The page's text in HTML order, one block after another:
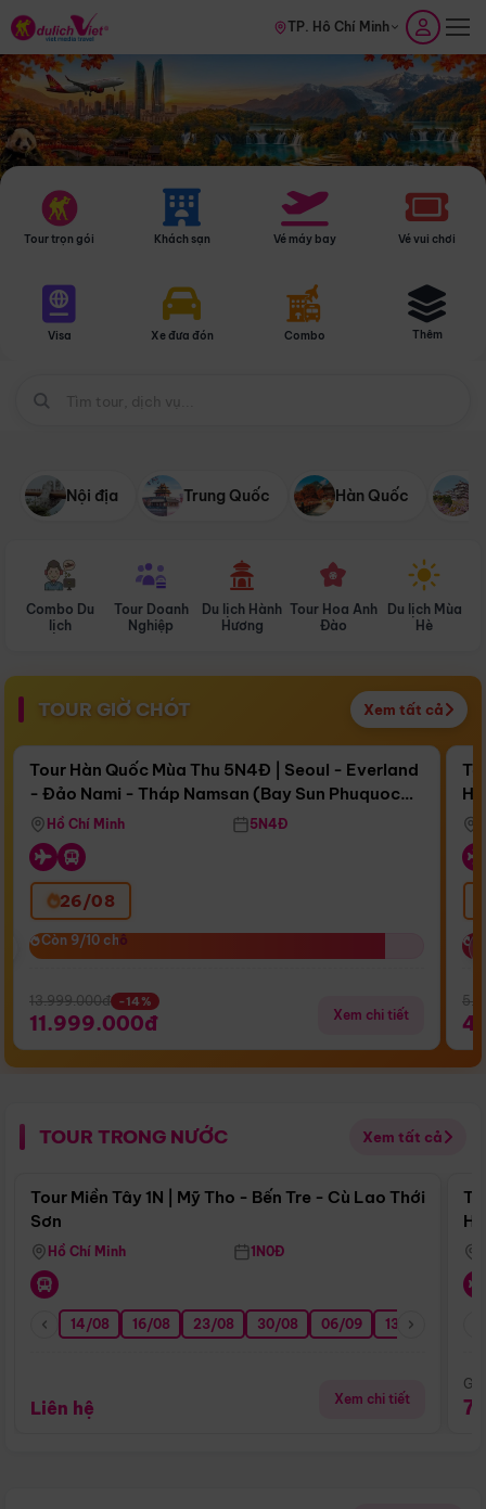
TP. Hồ Chí Minh
Tour trọn gói Khách sạn Vé máy bay Vé vui chơi
Visa Xe đưa đón Combo Thêm
Nội địa Trung Quốc Hàn Quốc
Combo Du
lịch
Tour Doanh
Nghiệp
Du lịch Hành
Hương
Tour Hoa Anh
Đào
Du lịch Mùa
Hè
TOUR GIỜ CHÓT Xem tất cả
Còn17 ngày 02:56:00
Bay Sun Phuquoc Airways
Điểm nổi bật
Tour Hàn Quốc Mùa Thu 5N4Đ | Seoul - Everland
- Đảo Nami - Tháp Namsan (Bay Sun Phuquoc
Airways)
Hồ Chí Minh 5N4Đ
26/08
Còn 9/10 chỗ
Còn 9/10 chỗ
13.999.000đ -14%
11.999.000đ Xem chi tiết
TOUR TRONG NƯỚC Xem tất cả
Điểm nổi bật
Tour Miền Tây 1N | Mỹ Tho - Bến Tre - Cù Lao Thới
Sơn
Hồ Chí Minh 1N0Đ
14/08 16/08 23/08 30/08 06/09 13/09
Liên hệ Xem chi tiết